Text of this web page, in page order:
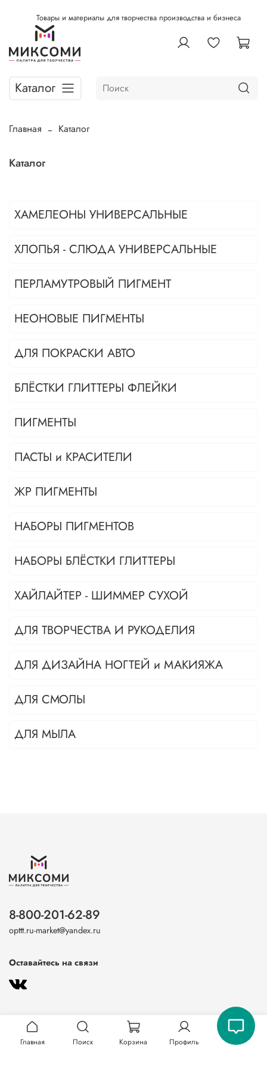
Товары и материалы для творчества производства и бизнеса
Каталог
Главная Каталог
Каталог
ХАМЕЛЕОНЫ УНИВЕРСАЛЬНЫЕ
ХЛОПЬЯ - СЛЮДА УНИВЕРСАЛЬНЫЕ
ПЕРЛАМУТРОВЫЙ ПИГМЕНТ
НЕОНОВЫЕ ПИГМЕНТЫ
ДЛЯ ПОКРАСКИ АВТО
БЛЁСТКИ ГЛИТТЕРЫ ФЛЕЙКИ
ПИГМЕНТЫ
ПАСТЫ и КРАСИТЕЛИ
ЖР ПИГМЕНТЫ
НАБОРЫ ПИГМЕНТОВ
НАБОРЫ БЛЁСТКИ ГЛИТТЕРЫ
ХАЙЛАЙТЕР - ШИММЕР СУХОЙ
ДЛЯ ТВОРЧЕСТВА И РУКОДЕЛИЯ
ДЛЯ ДИЗАЙНА НОГТЕЙ и МАКИЯЖА
ДЛЯ СМОЛЫ
ДЛЯ МЫЛА
8-800-201-62-89
opttt.ru-market@yandex.ru
Оставайтесь на связи
Главная Поиск Корзина Профиль